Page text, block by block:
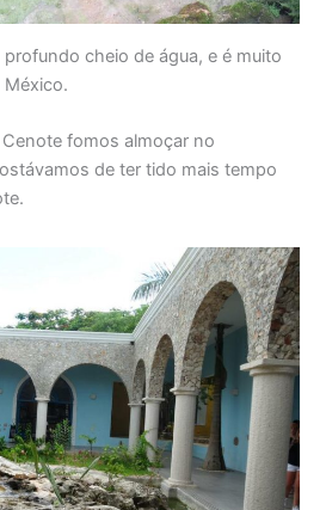
cheio de água, e é muito
fomos almoçar no
de ter tido mais tempo